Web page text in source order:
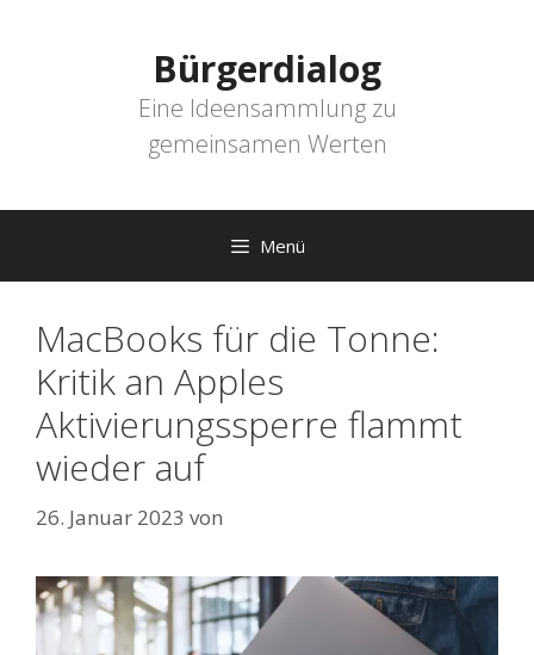
Bürgerdialog
Eine Ideensammlung zu
gemeinsamen Werten
Menü
MacBooks für die Tonne:
Kritik an Apples
Aktivierungssperre flammt
wieder auf
26. Januar 2023 von